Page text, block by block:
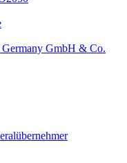
GmbH & Co.